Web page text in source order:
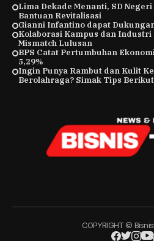
Lima Dekade Menanti, SD
Bantuan Revitalisasi
Gianni Infantino dapat
Kolaborasi Kampus dan
Mismatch Lulusan
BPS Catat Pertumbuhan
5,29%
Ingin Punya Rambut dan Kulit
Berolahraga? Simak Tips
COPYRIGHT ©